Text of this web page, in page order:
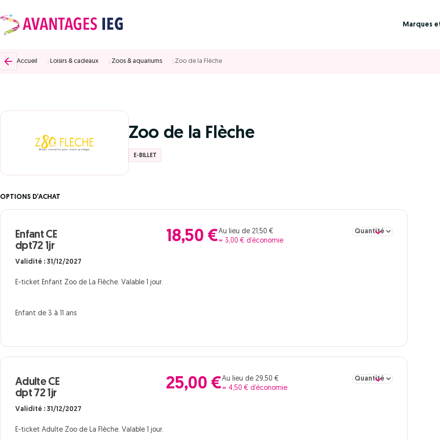
Marques
Accueil Loisirs & cadeaux Zoos & aquariums Zoo de la Flèche
Zoo de la Flèche
E-BILLET
OPTIONS D’ACHAT
Enfant CE
dpt72 1jr
Validité : 31/12/2027
E-ticket Enfant Zoo de La Flèche. Valable 1 jour.
Enfant de 3 à 11 ans
18,50 €Au lieu de 21,50 €
= 3,00 € d’économie
Sélectionner la quantité
Adulte CE
dpt 72 1jr
Validité : 31/12/2027
E-ticket Adulte Zoo de La Flèche. Valable 1 jour.
25,00 €Au lieu de 29,50 €
= 4,50 € d’économie
Sélectionner la quantité